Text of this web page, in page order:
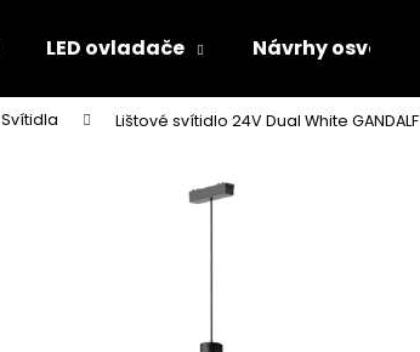
LED ovladače Návrhy osvětlení
Svítidla Lištové svítidlo 24V Dual White GANDALF
Co potřebujete najít?
Doporučujeme